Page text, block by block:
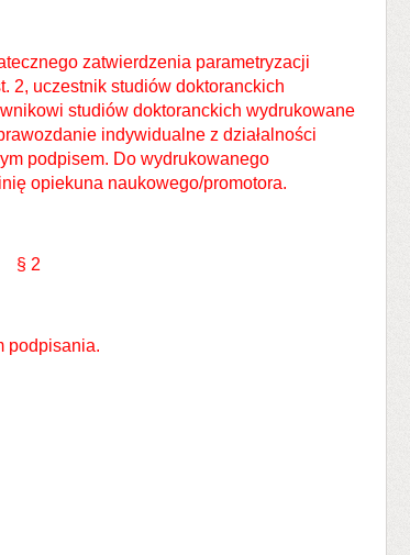
zatwierdzenia parametryzacji
2, uczestnik studiów doktoranckich
studiów doktoranckich wydrukowane
indywidualne z działalności
podpisem. Do wydrukowanego
opiekuna naukowego/promotora.
§ 2
podpisania.